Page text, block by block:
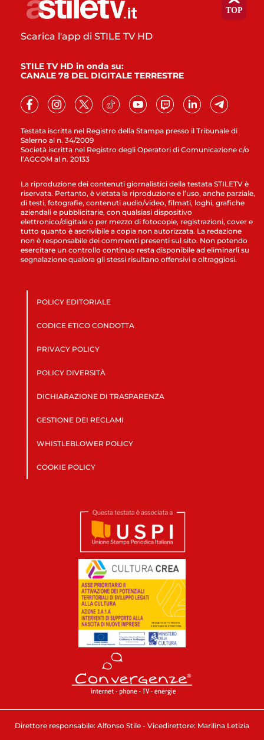
Testata iscritta nel Registro della Stampa presso il Tribunale di
Salerno al n. 34/2009
Società iscritta nel Registro degli Operatori di Comunicazione c/o
l’AGCOM al n. 20133
Scarica l'app di STILE TV HD
STILE TV HD in onda su:
CANALE 78 DEL DIGITALE TERRESTRE
La riproduzione dei contenuti giornalistici della testata STILETV è
riservata. Pertanto, è vietata la riproduzione e l’uso, anche parziale,
di testi, fotografie, contenuti audio/video, filmati, loghi, grafiche
aziendali e pubblicitarie, con qualsiasi dispositivo
elettronico/digitale o per mezzo di fotocopie, registrazioni, cover e
tutto quanto è ascrivibile a copia non autorizzata. La redazione
non è responsabile dei commenti presenti sul sito. Non potendo
esercitare un controllo continuo resta disponibile ad eliminarli su
segnalazione qualora gli stessi risultano offensivi e oltraggiosi.
POLICY EDITORIALE
CODICE ETICO CONDOTTA
PRIVACY POLICY
POLICY DIVERSITÀ
DICHIARAZIONE DI TRASPARENZA
GESTIONE DEI RECLAMI
WHISTLEBLOWER POLICY
COOKIE POLICY
Direttore responsabile: Alfonso Stile - Vicedirettore: Marilina Letizia